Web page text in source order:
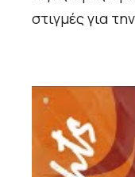
στιγμές για